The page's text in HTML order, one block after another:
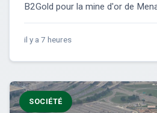
B2Gold pour la mine d'or de
il y a 7 heures
SOCIÉTÉ